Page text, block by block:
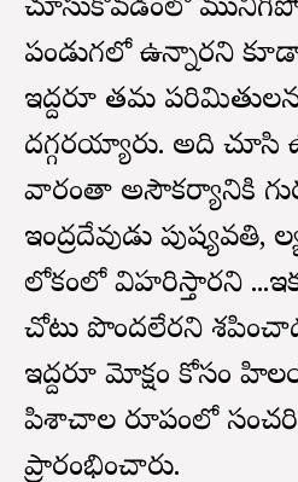
చూసుకోవడంలో
పండుగలో ఉన్నారని
ఇద్దరూ తమ
దగ్గరయ్యారు. అది
వారంతా అసౌకర్యానికి
ఇంద్రదేవుడు పుష్యవతి,
లోకంలో విహరిస్తారని ...ఇక
చోటు పొందలేరని
ఇద్దరూ మోక్షం కోసం
పిశాచాల రూపంలో
ప్రారంభించారు.